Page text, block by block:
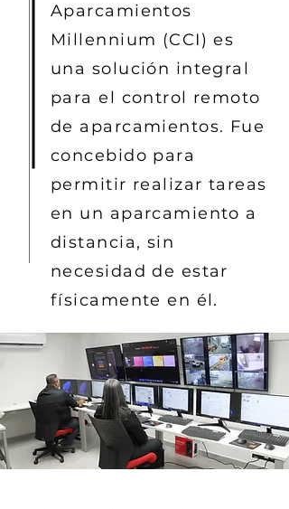
Aparcamientos
Millennium (CCI) es
una solución integral
para el control remoto
de aparcamientos. Fue
concebido para
permitir realizar tareas
en un aparcamiento a
distancia, sin
necesidad de estar
físicamente en él.